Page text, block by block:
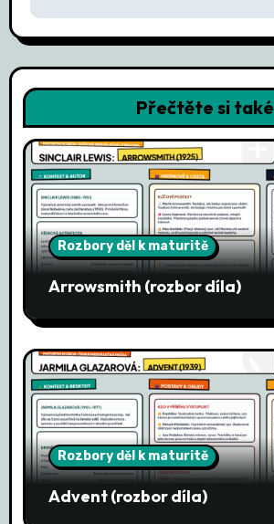
i
g
a
c
e
p
r
o
p
ř
í
s
p
Přečtěte si také
Rozbory děl k maturitě
Arrowsmith (rozbor díla)
Rozbory děl k maturitě
Advent (rozbor díla)